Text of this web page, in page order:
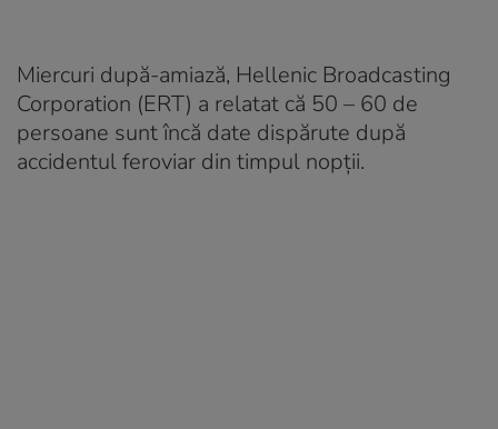
Miercuri după-amiază, Hellenic Broadcasting
Corporation (ERT) a relatat că 50 – 60 de
persoane sunt încă date dispărute după
accidentul feroviar din timpul nopții.